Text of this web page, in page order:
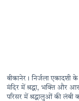
बीकानेर। निर्जला एकादशी
मंदिर में श्रद्धा, भक्ति और
परिसर में श्रद्धालुओं की लंबी